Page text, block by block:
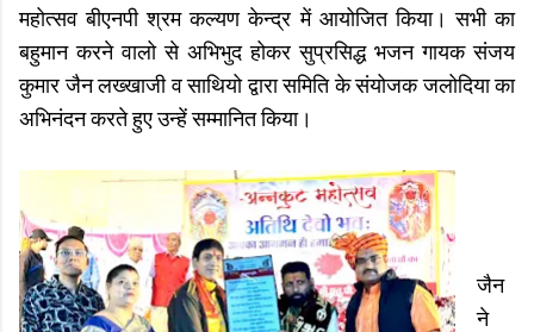
महोत्सव बीएनपी श्रम कल्यण केन्द्र में आयोजित किया। सभी का
बहुमान करने वालो से अभिभुद होकर सुप्रसिद्ध भजन गायक संजय
कुमार जैन लख्खाजी व साथियो द्वारा समिति के संयोजक जलोदिया का
अभिनंदन करते हुए उन्हें सम्मानित किया।
जैन
ने